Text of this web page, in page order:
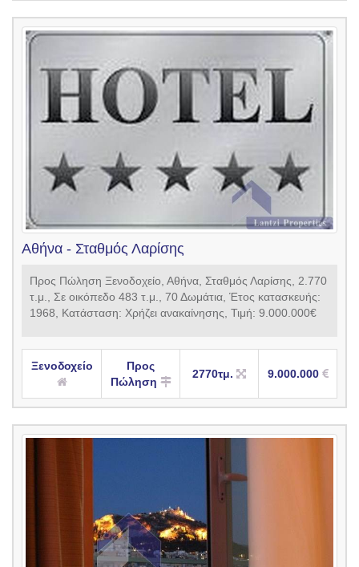
Αθήνα - Σταθμός Λαρίσης
Προς Πώληση Ξενοδοχείο, Αθήνα, Σταθμός Λαρίσης, 2.770
τ.μ., Σε οικόπεδο 483 τ.μ., 70 Δωμάτια, Έτος κατασκευής:
1968, Κατάσταση: Χρήζει ανακαίνησης, Τιμή: 9.000.000€
Ξενοδοχείο
Προς
Πώληση
2770τμ. 9.000.000